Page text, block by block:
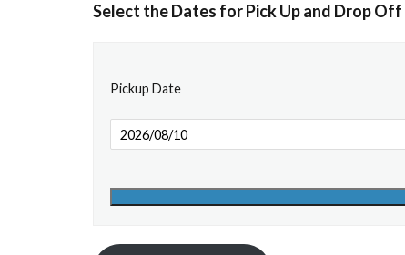
Select the Dates for Pick Up and Drop Off
Pickup Date